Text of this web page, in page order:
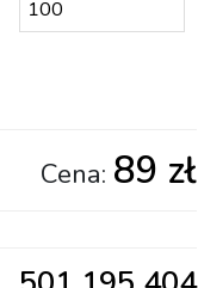
Cena: 89 zł